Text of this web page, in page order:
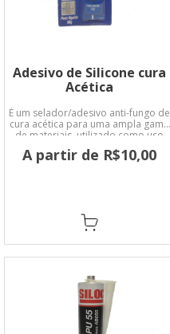
Adesivo de Silicone cura
Acética
É um selador/adesivo anti-fungo de
cura acética para uma ampla gama
de materiais, utilizado como uso
geral.
A partir de R$10,00